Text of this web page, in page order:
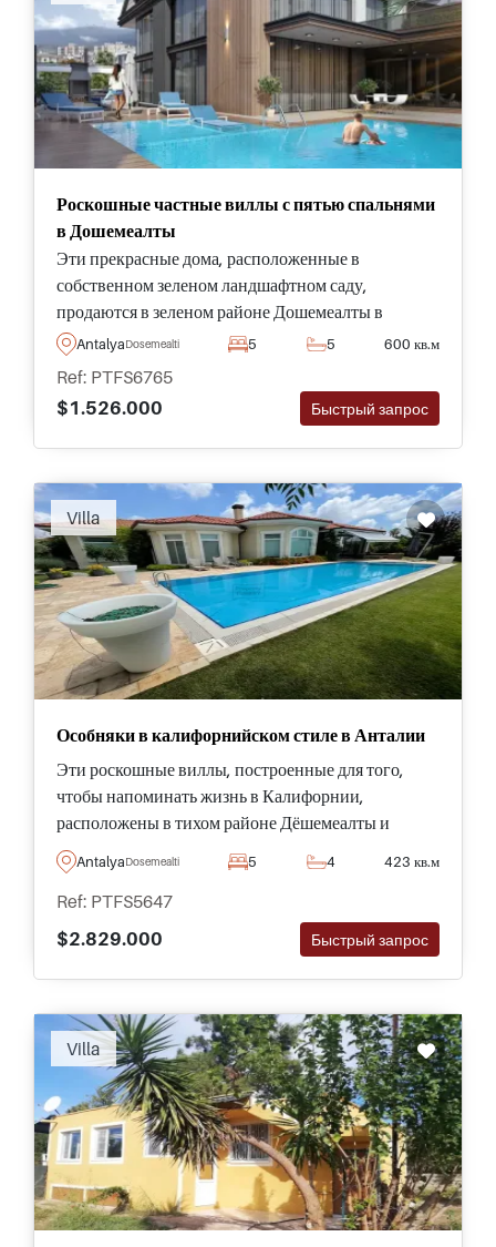
Роскошные частные виллы с пятью спальнями
в Дошемеалты
Эти прекрасные дома, расположенные в
собственном зеленом ландшафтном саду,
продаются в зеленом районе Дошемеалты в
Анталии, всего в 20 минутах езды от оживленного
AntalyaDosemealti 5 5 600 кв.м
Ref: PTFS6765
$1.526.000
Быстрый запрос
Villa
Особняки в калифорнийском стиле в Анталии
Эти роскошные виллы, построенные для того,
чтобы напоминать жизнь в Калифорнии,
расположены в тихом районе Дёшемеалты и
настоятельно рекомендуются для просмотра - вы
будете изо всех сил пытаться найти лучший
семейный дом, чем этот в Анталии.
AntalyaDosemealti 5 4 423 кв.м
Ref: PTFS5647
$2.829.000
Быстрый запрос
Villa